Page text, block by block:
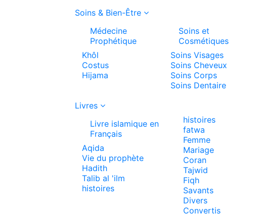
Soins & Bien-Être
Médecine
Prophétique
Khôl
Costus
Hijama
Soins et
Cosmétiques
Soins Visages
Soins Cheveux
Soins Corps
Soins Dentaire
Livres
Livre islamique en
Français
Aqida
Vie du prophète
Hadith
Talib al 'ilm
histoires
histoires
fatwa
Femme
Mariage
Coran
Tajwid
Fiqh
Savants
Divers
Convertis